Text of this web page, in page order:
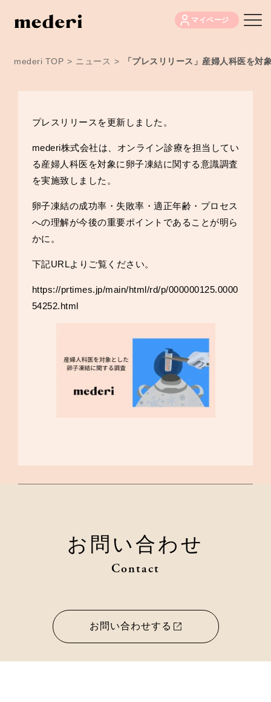
マイページ
mederi TOP > ニュース > 「プレスリリース」産婦人科医を対
プレスリリースを更新しました。
mederi株式会社は、オンライン診療を担当してい
る産婦人科医を対象に卵子凍結に関する意識調査
を実施致しました。
卵子凍結の成功率・失敗率・適正年齢・プロセス
への理解が今後の重要ポイントであることが明ら
かに。
下記URLよりご覧ください。
https://prtimes.jp/main/html/rd/p/000000125.0000
54252.html
お問い合わせ
Contact
お問い合わせする